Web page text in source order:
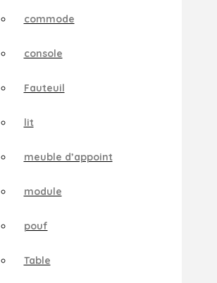
commode
console
Fauteuil
lit
meuble d’appoint
module
pouf
Table